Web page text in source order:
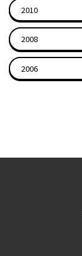
2010
2008
2006